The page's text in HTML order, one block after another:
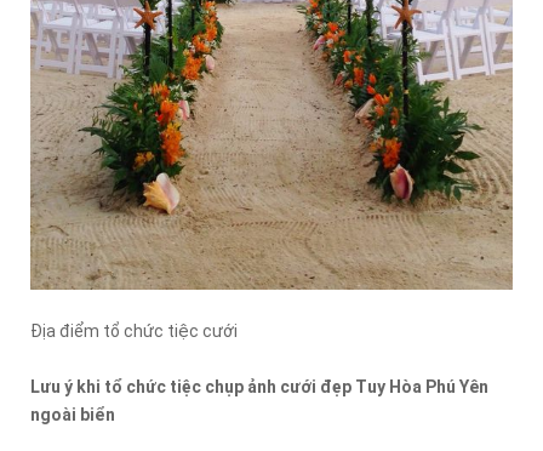
Địa điểm tổ chức tiệc cưới
Lưu ý khi tổ chức tiệc chụp ảnh cưới đẹp Tuy Hòa Phú Yên
ngoài biển